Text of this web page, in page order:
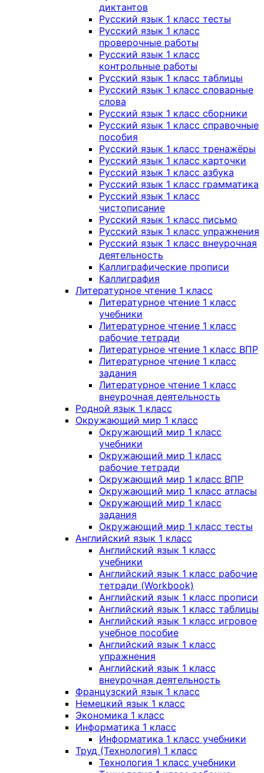
диктантов
Русский язык 1 класс тесты
Русский язык 1 класс
проверочные работы
Русский язык 1 класс
контрольные работы
Русский язык 1 класс таблицы
Русский язык 1 класс словарные
слова
Русский язык 1 класс сборники
Русский язык 1 класс справочные
пособия
Русский язык 1 класс тренажёры
Русский язык 1 класс карточки
Русский язык 1 класс азбука
Русский язык 1 класс грамматика
Русский язык 1 класс
чистописание
Русский язык 1 класс письмо
Русский язык 1 класс упражнения
Русский язык 1 класс внеурочная
деятельность
Каллиграфические прописи
Каллиграфия
Литературное чтение 1 класс
Литературное чтение 1 класс
учебники
Литературное чтение 1 класс
рабочие тетради
Литературное чтение 1 класс ВПР
Литературное чтение 1 класс
задания
Литературное чтение 1 класс
внеурочная деятельность
Родной язык 1 класс
Окружающий мир 1 класс
Окружающий мир 1 класс
учебники
Окружающий мир 1 класс
рабочие тетради
Окружающий мир 1 класс ВПР
Окружающий мир 1 класс атласы
Окружающий мир 1 класс
задания
Окружающий мир 1 класс тесты
Английский язык 1 класс
Английский язык 1 класс
учебники
Английский язык 1 класс рабочие
тетради (Workbook)
Английский язык 1 класс прописи
Английский язык 1 класс таблицы
Английский язык 1 класс игровое
учебное пособие
Английский язык 1 класс
упражнения
Английский язык 1 класс
внеурочная деятельность
Французский язык 1 класс
Немецкий язык 1 класс
Экономика 1 класс
Информатика 1 класс
Информатика 1 класс учебники
Труд (Технология) 1 класс
Технология 1 класс учебники